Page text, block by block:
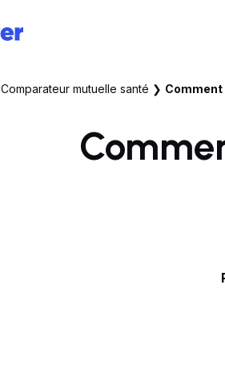
Comparateur mutuelle santé ❯